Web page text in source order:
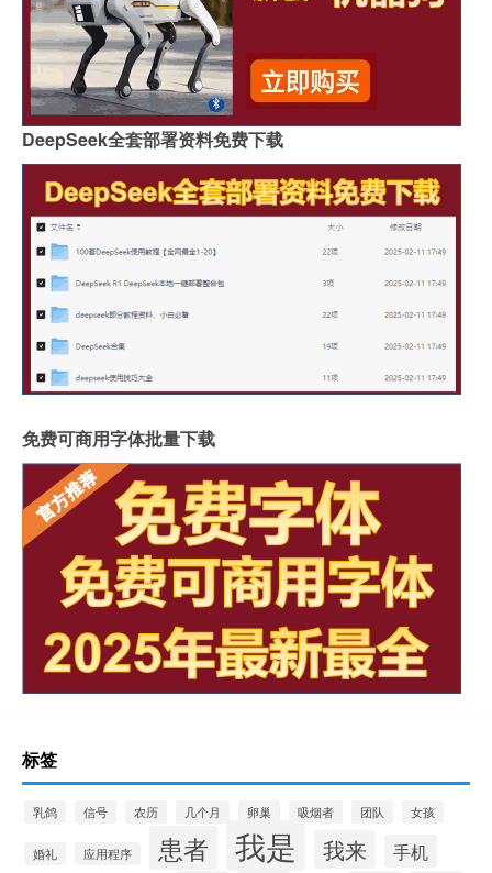
DeepSeek全套部署资料免费下载
免费可商用字体批量下载
标签
乳鸽 信号 农历 几个月 卵巢 吸烟者 团队 女孩
婚礼 应用程序 患者 我是 我来 手机